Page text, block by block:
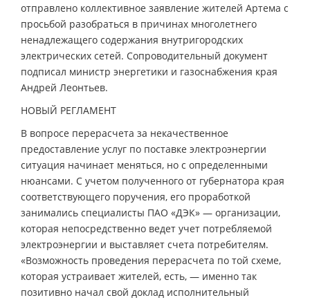
отправлено коллективное заявление жителей Артема с
просьбой разобраться в причинах многолетнего
ненадлежащего содержания внутригородских
электрических сетей. Сопроводительный документ
подписал министр энергетики и газоснабжения края
Андрей Леонтьев.
НОВЫЙ РЕГЛАМЕНТ
В вопросе перерасчета за некачественное
предоставление услуг по поставке электроэнергии
ситуация начинает меняться, но с определенными
нюансами. С учетом полученного от губернатора края
соответствующего поручения, его проработкой
занимались специалисты ПАО «ДЭК» — организации,
которая непосредственно ведет учет потребляемой
электроэнергии и выставляет счета потребителям.
«Возможность проведения перерасчета по той схеме,
которая устраивает жителей, есть, — именно так
позитивно начал свой доклад исполнительный